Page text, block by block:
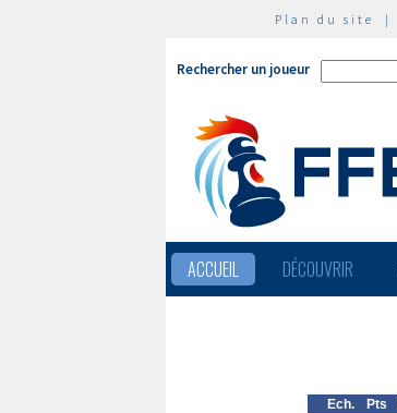
Plan du site |
Rechercher un joueur
ACCUEIL DÉCOUVRIR
Ech. Pts